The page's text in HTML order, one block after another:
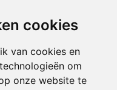
cookies
van cookies en
om
onze website te
en 13.30 - 17.00
13.30 - 17.00